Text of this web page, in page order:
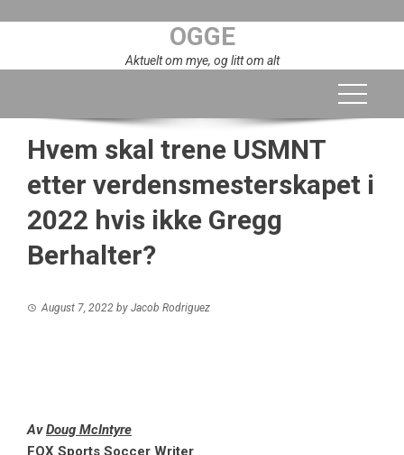
OGGE
Aktuelt om mye, og litt om alt
Hvem skal trene USMNT
etter verdensmesterskapet i
2022 hvis ikke Gregg
Berhalter?
August 7, 2022 by Jacob Rodriguez
AvDoug McIntyre
FOX Sports Soccer Writer